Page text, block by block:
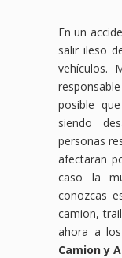
por
la
justicia
que
tras
tu
En un
salir ileso
vehículos.
posible
siendo
personas
afectaran
caso la
conozcas
camion,
ahora a los
Camion y